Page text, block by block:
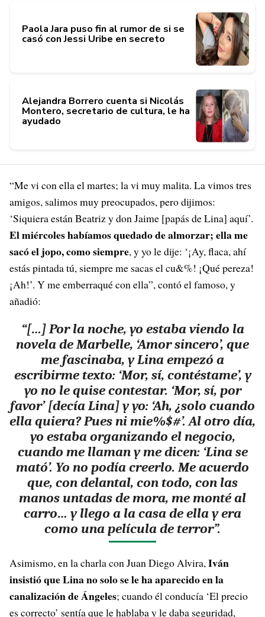
Paola Jara puso fin al rumor de si se
casó con Jessi Uribe en secreto
Alejandra Borrero cuenta si Nicolás
Montero, secretario de cultura, le ha
ayudado
“Me vi con ella el martes; la vi muy malita. La vimos tres
amigos, salimos muy preocupados, pero dijimos:
‘Siquiera están Beatriz y don Jaime [papás de Lina] aquí’.
El miércoles habíamos quedado de almorzar; ella me
sacó el jopo, como siempre, y yo le dije: ‘¡Ay, flaca, ahí
estás pintada tú, siempre me sacas el cu&%! ¡Qué pereza!
¡Ah!’. Y me emberraqué con ella”, contó el famoso, y
añadió:
“[…] Por la noche, yo estaba viendo la
novela de Marbelle, ‘Amor sincero’, que
me fascinaba, y Lina empezó a
escribirme texto: ‘Mor, sí, contéstame’, y
yo no le quise contestar. ‘Mor, sí, por
favor’ [decía Lina] y yo: ‘Ah, ¿solo cuando
ella quiera? Pues ni mie%$#’. Al otro día,
yo estaba organizando el negocio,
cuando me llaman y me dicen: ‘Lina se
mató’. Yo no podía creerlo. Me acuerdo
que, con delantal, con todo, con las
manos untadas de mora, me monté al
carro… y llego a la casa de ella y era
como una película de terror”.
Asimismo, en la charla con Juan Diego Alvira,Iván
insistió que Lina no solo se le ha aparecido en la
canalización de Ángeles; cuando él conducía ‘El precio
es correcto’ sentía que le hablaba y le daba seguridad,